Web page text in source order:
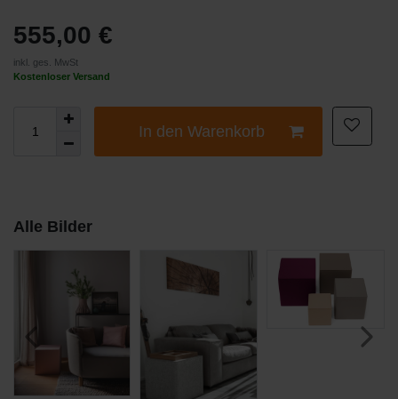
555,00 €
inkl. ges. MwSt
Kostenloser Versand
In den Warenkorb
Alle Bilder